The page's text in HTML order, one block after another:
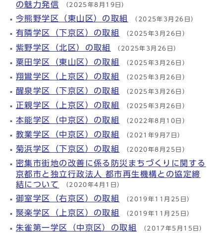
の魅力発信 （2025年8月19日）
今熊野学区（東山区）の取組 （2025年3月26日）
有隣学区（下京区）の取組 （2025年3月26日）
紫野学区（北区）の取組 （2025年3月26日）
粟田学区（東山区）の取組 （2025年3月26日）
翔鸞学区（上京区）の取組 （2025年3月26日）
醒泉学区（下京区）の取組 （2025年3月26日）
正親学区（上京区）の取組 （2025年3月26日）
本能学区（中京区）の取組 （2022年8月10日）
教業学区（中京区）の取組 （2021年9月7日）
菊浜学区（下京区）の取組 （2020年8月25日）
密集市街地の改善に係る防災まちづくりに関する
京都市と独立行政法人 都市再生機構との協定締
結について
（2020年4月1日）
御室学区（右京区）の取組 （2019年11月25日）
聚楽学区（上京区）の取組 （2019年11月25日）
朱雀第一学区（中京区）の取組 （2017年5月15日）